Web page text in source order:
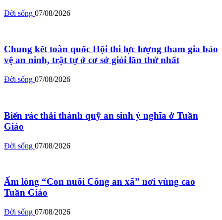
Đời sống 07/08/2026
Chung kết toàn quốc Hội thi lực lượng tham gia bảo
vệ an ninh, trật tự ở cơ sở giỏi lần thứ nhất
Đời sống 07/08/2026
Biến rác thải thành quỹ an sinh ý nghĩa ở Tuần
Giáo
Đời sống 07/08/2026
Ấm lòng “Con nuôi Công an xã” nơi vùng cao
Tuần Giáo
Đời sống 07/08/2026